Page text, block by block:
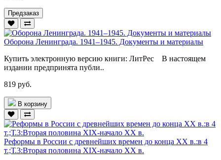
Предзаказ
Оборона Ленинграда. 1941–1945. Документы и материалы
Купить электронную версию книги: ЛитРес В настоящем
издании предпринята публи..
819 руб.
В корзину
Реформы в России с древнейших времен до конца ХХ в.:в 4
т.;Т.3:Вторая половина XIX-начало XX в.